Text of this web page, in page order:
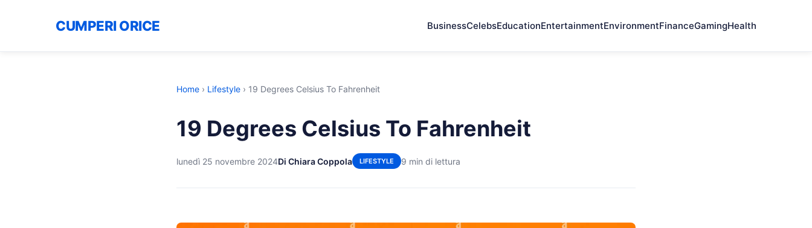
CUMPERI ORICE BusinessCelebsEducationEntertainmentEnvironmentFinanceGamingHealth
Home › Lifestyle › 19 Degrees Celsius To Fahrenheit
19 Degrees Celsius To Fahrenheit
lunedì 25 novembre 2024Di Chiara Coppola LIFESTYLE 9 min di lettura